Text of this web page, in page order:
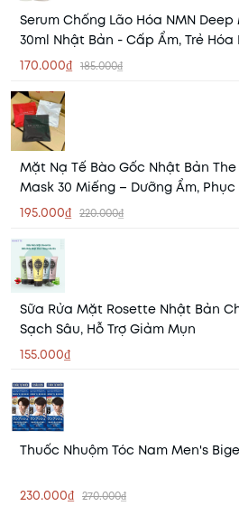
Serum Chống Lão Hóa NMN
30ml Nhật Bản - Cấp Ẩm, Trẻ Hóa
170.000₫ 185.000₫
Mặt Nạ Tế Bào Gốc Nhật Bản
Mask 30 Miếng – Dưỡng Ẩm, Phục
Da
195.000₫ 220.000₫
Sữa Rửa Mặt Rosette Nhật Bản
Sạch Sâu, Hỗ Trợ Giảm Mụn
155.000₫
Thuốc Nhuộm Tóc
230.000₫ 270.000₫